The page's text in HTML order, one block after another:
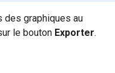
des graphiques au
le bouton Exporter.